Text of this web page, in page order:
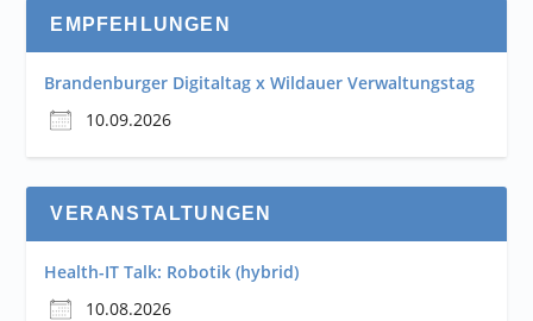
EMPFEHLUNGEN
Brandenburger Digitaltag x Wildauer Verwaltungstag
10.09.2026
VERANSTALTUNGEN
Health-IT Talk: Robotik (hybrid)
10.08.2026